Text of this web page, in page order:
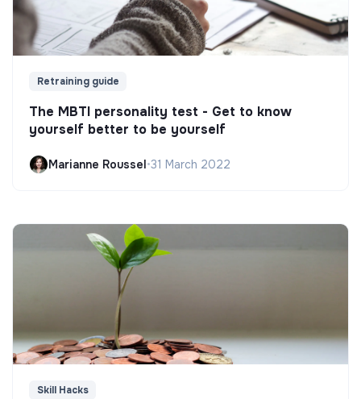
Retraining guide
The MBTI personality test - Get to know
yourself better to be yourself
Marianne Roussel•31 March 2022
Skill Hacks